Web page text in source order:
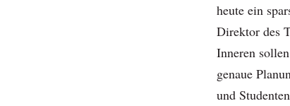
heute ein
Direktor des
Inneren
genaue
und